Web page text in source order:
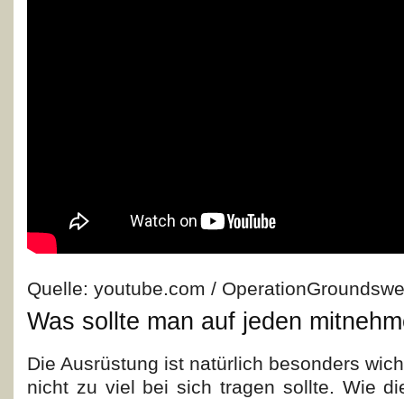
Quelle: youtube.com /
Was sollte man auf jeden
Die Ausrüstung ist natürlich besonders
nicht zu viel bei sich tragen sollte. Wie